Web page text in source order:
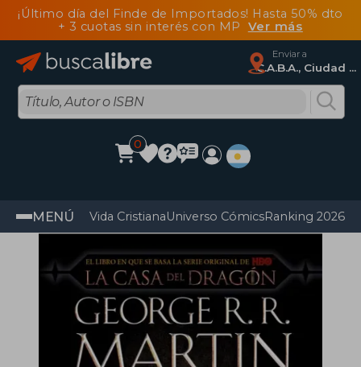
¡Último día del Finde de Importados! Hasta 50% dto
+ 3 cuotas sin interés con MP Ver más
Enviar a
C.A.B.A., Ciudad Autónoma De Buenos Aires
0
MENÚ Vida CristianaUniverso CómicsRanking 2026